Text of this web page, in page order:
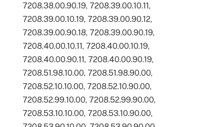
7208.38.00.90.19, 7208.39.00.10.11,
7208.39.00.10.19, 7208.39.00.90.12,
7208.39.00.90.18, 7208.39.00.90.19,
7208.40.00.10.11, 7208.40.00.10.19,
7208.40.00.90.11, 7208.40.00.90.19,
7208.51.98.10.00, 7208.51.98.90.00,
7208.52.10.10.00, 7208.52.10.90.00,
7208.52.99.10.00, 7208.52.99.90.00,
7208.53.10.10.00, 7208.53.10.90.00,